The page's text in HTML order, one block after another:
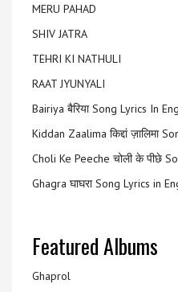
MERU PAHAD
SHIV JATRA
TEHRI KI NATHULI
RAAT JYUNYALI
Bairiya बैरिया Song Lyrics In
Kiddan Zaalima किद्दां ज़ालिमा
Choli Ke Peeche चोली के पीछे
Ghagra घाघरा Song Lyrics in
Featured Albums
Ghaprol